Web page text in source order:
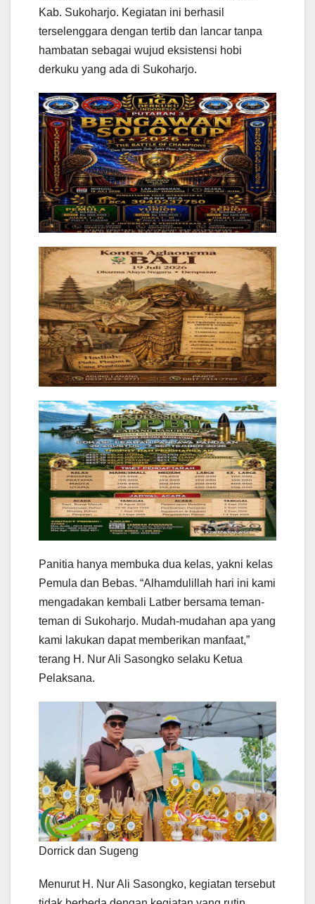
Kab. Sukoharjo. Kegiatan ini berhasil
terselenggara dengan tertib dan lancar tanpa
hambatan sebagai wujud eksistensi hobi
derkuku yang ada di Sukoharjo.
Panitia hanya membuka dua kelas, yakni kelas
Pemula dan Bebas. “Alhamdulillah hari ini kami
mengadakan kembali Latber bersama teman-
teman di Sukoharjo. Mudah-mudahan apa yang
kami lakukan dapat memberikan manfaat,”
terang H. Nur Ali Sasongko selaku Ketua
Pelaksana.
Dorrick dan Sugeng
Menurut H. Nur Ali Sasongko, kegiatan tersebut